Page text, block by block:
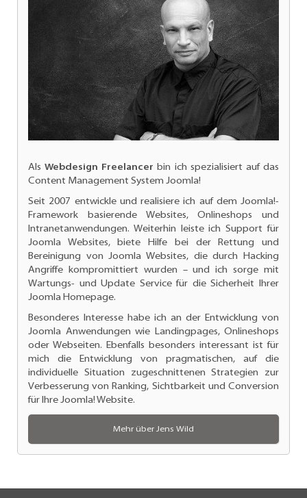
AlsWebdesign Freelancer bin ich spezialisiert auf das
Content Management System Joomla!
Seit 2007 entwickle und realisiere ich auf dem Joomla!-
Framework basierende Websites, Onlineshops und
Intranetanwendungen. Weiterhin leiste ichSupport für
Joomla Websites, biete Hilfe bei der Rettung und
Bereinigung von Joomla Websites, die durch Hacking
Angriffe kompromittiert wurden – und ich sorge mit
Wartungs- undUpdate Service für die Sicherheit Ihrer
Joomla Homepage.
Besonderes Interesse habe ich an der Entwicklung von
Joomla Anwendungen wie Landingpages, Onlineshops
oder Webseiten. Ebenfalls besonders interessant ist für
mich die Entwicklung von pragmatischen, auf die
individuelle Situation zugeschnittenen Strategien zur
Verbesserung von Ranking, Sichtbarkeit und Conversion
für Ihre Joomla! Website.
Mehr über Jens Wild